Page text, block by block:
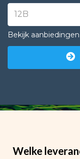
Bekijk aanbiedingen
Welke